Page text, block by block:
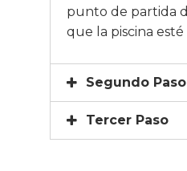
punto de partida
que la piscina
Segundo Paso
Tercer Paso